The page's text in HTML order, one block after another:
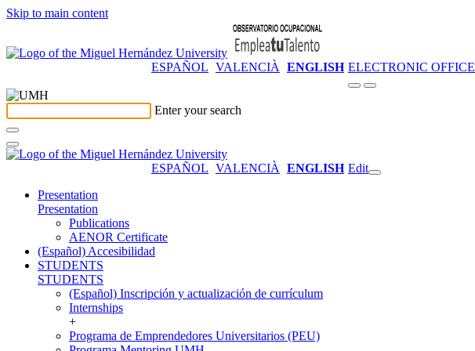
Skip to main content
ESPAÑOL VALENCIÀ ENGLISH ELECTRONIC OFFICE
Enter your search
ESPAÑOL VALENCIÀ ENGLISH Edit
Presentation
Presentation
Publications
AENOR Certificate
(Español) Accesibilidad
STUDENTS
STUDENTS
(Español) Inscripción y actualización de currículum
Internships
+
Programa de Emprendedores Universitarios (PEU)